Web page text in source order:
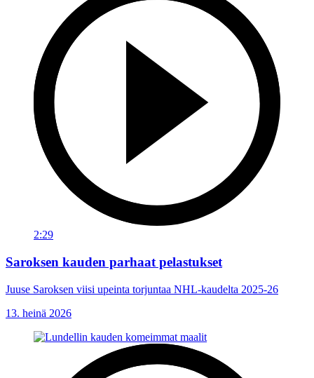
2:29
Saroksen kauden parhaat pelastukset
Juuse Saroksen viisi upeinta torjuntaa NHL-kaudelta 2025-26
13. heinä 2026